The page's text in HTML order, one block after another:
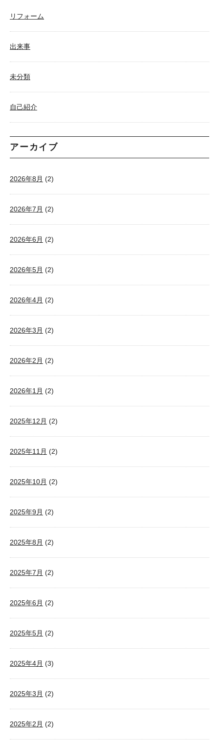
リフォーム
出来事
未分類
自己紹介
アーカイブ
2026年8月 (2)
2026年7月 (2)
2026年6月 (2)
2026年5月 (2)
2026年4月 (2)
2026年3月 (2)
2026年2月 (2)
2026年1月 (2)
2025年12月 (2)
2025年11月 (2)
2025年10月 (2)
2025年9月 (2)
2025年8月 (2)
2025年7月 (2)
2025年6月 (2)
2025年5月 (2)
2025年4月 (3)
2025年3月 (2)
2025年2月 (2)